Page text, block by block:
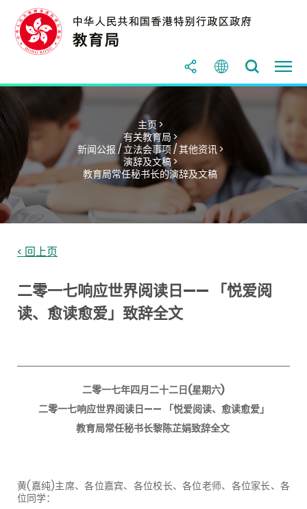
主页 >
有关教育局 >
新闻公报 / 立法会事项 / 其他资讯 >
演辞及文稿 >
教育局常任秘书长的演辞及文稿
< 回上页
二零一七响应世界阅读日—— 「悦爱阅
读、愈读愈爱」致辞全文
二零一七年四月二十二日(星期六)
二零一七响应世界阅读日—— 「悦爱阅读、愈读愈爱」
教育局常任秘书长黎陈芷娟致辞全文
黄(嘉纯)主席、各位嘉宾、各位校长、各位老师、各位家长、各
位同学：